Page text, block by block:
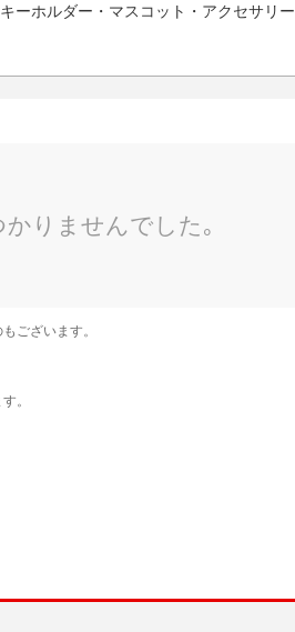
キーホルダー・マスコット・アクセサリー